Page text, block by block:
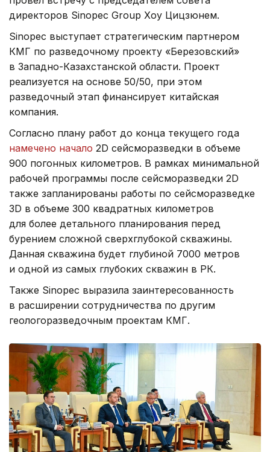
директоров Sinopec Group Хоу Цицзюнем.
Sinopec выступает стратегическим партнером
КМГ по разведочному проекту «Березовский»
в Западно-Казахстанской области. Проект
реализуется на основе 50/50, при этом
разведочный этап финансирует китайская
компания.
Согласно плану работ до конца текущего года
намечено начало 2D сейсморазведки в объеме
900 погонных километров. В рамках минимальной
рабочей программы после сейсморазведки 2D
также запланированы работы по сейсморазведке
3D в объеме 300 квадратных километров
для более детального планирования перед
бурением сложной сверхглубокой скважины.
Данная скважина будет глубиной 7000 метров
и одной из самых глубоких скважин в РК.
Также Sinopec выразила заинтересованность
в расширении сотрудничества по другим
геологоразведочным проектам КМГ.